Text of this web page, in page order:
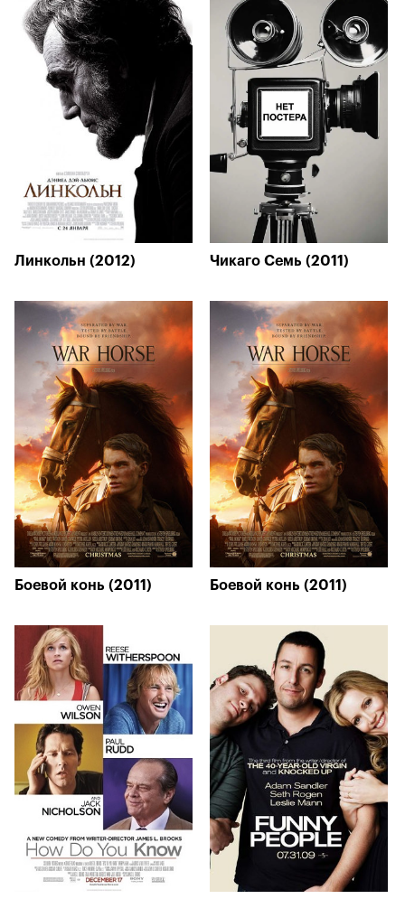
Линкольн (2012) Чикаго Семь (2011)
Боевой конь (2011) Боевой конь (2011)